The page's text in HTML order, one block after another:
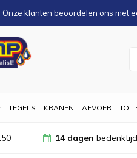
Onze klanten beoordelen ons met
TEGELS KRANEN AFVOER
14 dagen bedenktijd